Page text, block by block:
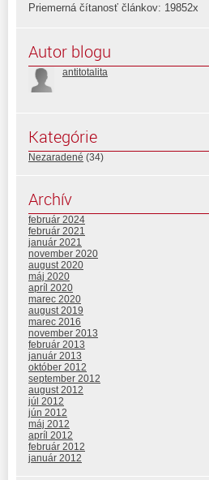
Priemerná čítanosť článkov: 19852x
Autor blogu
antitotalita
Kategórie
Nezaradené (34)
Archív
február 2024
február 2021
január 2021
november 2020
august 2020
máj 2020
apríl 2020
marec 2020
august 2019
marec 2016
november 2013
február 2013
január 2013
október 2012
september 2012
august 2012
júl 2012
jún 2012
máj 2012
apríl 2012
február 2012
január 2012